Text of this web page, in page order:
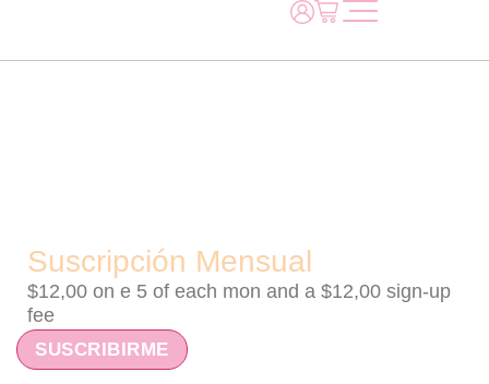
Suscripción Mensual
$12,00 on e 5 of each mon and a $12,00 sign-up
fee
SUSCRIBIRME